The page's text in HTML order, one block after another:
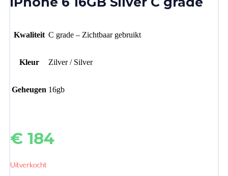
Kwaliteit C grade – Zichtbaar gebruikt
Kleur Zilver / Silver
Geheugen 16gb
€ 184
Uitverkocht